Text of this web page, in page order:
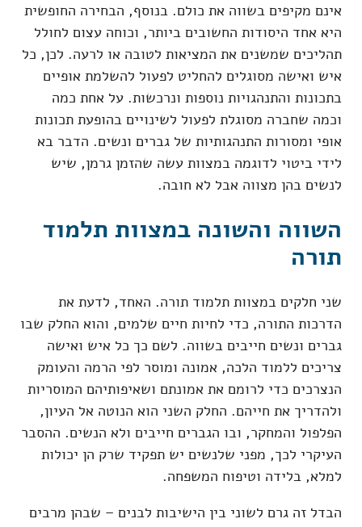
אינם מקיפים בשווה את כולם. בנוסף, הבחירה החופשית
היא אחד היסודות החשובים ביותר, וכוחה עצום לחולל
תהליכים שמשנים את המציאות לטובה או לרעה. לכן, כל
איש ואישה מסוגלים להחליט לפעול להשלמת אופיים
בתכונות והתנהגויות נוספות ונרכשות. על אחת כמה
וכמה שחברה מסוגלת לפעול לשינויים בהופעת תכונות
אופי ומסורות התנהגותיות של גברים ונשים. הדבר בא
לידי ביטוי לדוגמה במצוות עשה שהזמן גרמן, שיש
לנשים בהן מצווה אבל לא חובה.
השווה והשונה במצוות תלמוד
תורה
שני חלקים במצוות תלמוד תורה. האחד, לדעת את
הדרכות התורה, כדי לחיות חיים שלמים, והוא החלק שבו
גברים ונשים חייבים בשווה. לשם כך כל איש ואישה
צריכים ללמוד הלכה, אמונה ומוסר לפי הרמה והעומק
הנצרכים כדי לרומם את אמונתם ושאיפותיהם המוסריות
ולהדריך את חייהם. החלק השני הוא הנוטה אל העיון,
הפלפול והמחקר, ובו הגברים חייבים ולא הנשים. ההסבר
העיקרי לכך, מפני שלנשים יש תפקיד שרק הן יכולות
למלא, בלידה וטיפוח המשפחה.
הבדל זה גרם לשוני בין הישיבות לבנים – שבהן מרבים